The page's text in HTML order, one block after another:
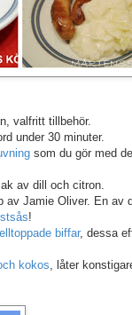
valfritt tillbehör.
under 30 minuter.
som du gör med
av dill och citron.
av Jamie Oliver. En av
!
biffar, dessa
kokos, låter